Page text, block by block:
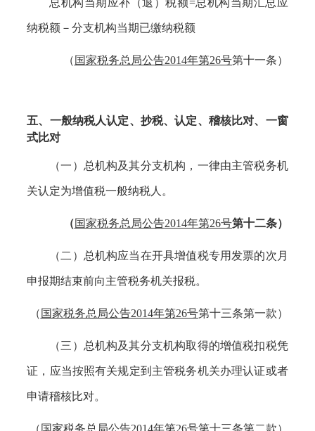
总机构当期应补（退）税额=总机构当期汇总应
纳税额－分支机构当期已缴纳税额
（ 国家税务总局公告2014年第26号第十一条）
五、一般纳税人认定、抄税、认定、稽核比对、一窗
式比对
（一）总机构及其分支机构，一律由主管税务机
关认定为增值税一般纳税人。
（国家税务总局公告2014年第26号第十二条）
（二）总机构应当在开具增值税专用发票的次月
申报期结束前向主管税务机关报税。
（ 国家税务总局公告2014年第26号第十三条第一款）
（三）总机构及其分支机构取得的增值税扣税凭
证，应当按照有关规定到主管税务机关办理认证或者
申请稽核比对。